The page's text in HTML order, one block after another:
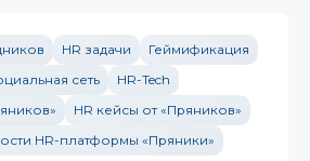
HR задачи
Геймификация
сеть
HR-Tech
HR кейсы от «Пряников»
HR-платформы «Пряники»